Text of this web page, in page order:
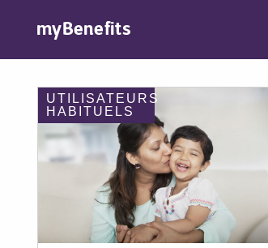
myBenefits
UTILISATEURS
HABITUELS